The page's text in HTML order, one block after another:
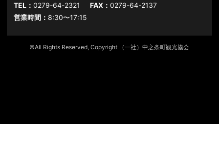
TEL：0279-64-2321 FAX：0279-64-2137
営業時間： 8:30〜17:15
©All Rights Reserved, Copyright （一社）中之条町観光協会